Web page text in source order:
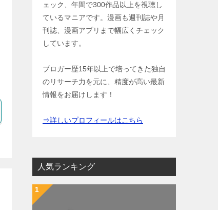
ェック、年間で300作品以上を視聴し
ているマニアです。漫画も週刊誌や月
刊誌、漫画アプリまで幅広くチェック
しています。
ブロガー歴15年以上で培ってきた独自
のリサーチ力を元に、精度が高い最新
情報をお届けします！
⇒詳しいプロフィールはこちら
人気ランキング